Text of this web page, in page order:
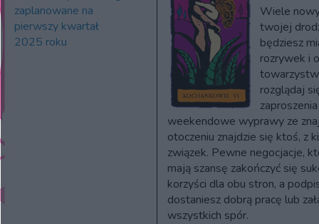
zaplanowane na
pierwszy kwartał
2025 roku
Wiele
twojej
będziesz
rozrywek i
rozglądaj
weekendowe wyprawy ze
otoczeniu znajdzie się ktoś, z
związek. Pewne negocjacje,
mają szansę zakończyć się
korzyści dla obu stron, a
dostaniesz dobrą pracę lub
wszystkich spór.